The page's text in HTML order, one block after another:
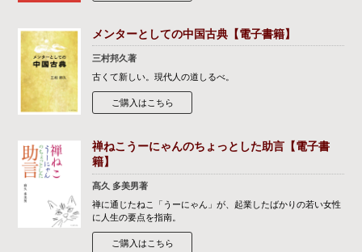
メンターとしての中国古典【電子書籍】
三村邦久著
古くて新しい。現代人の道しるべ。
ご購入はこちら
禅ねこうーにゃんのちょっとした助言【電子書
籍】
髙久 多美男著
禅に通じたねこ「うーにゃん」が、起業したばかりの若い女性
に人生の要点を指南。
ご購入はこちら